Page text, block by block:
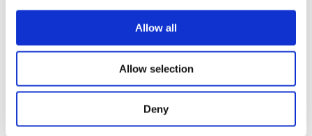
Allow all
Allow selection
Deny
Concertos